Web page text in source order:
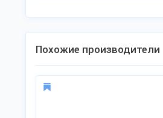
Похожие производители